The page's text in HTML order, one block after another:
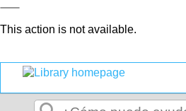
This action is not available.